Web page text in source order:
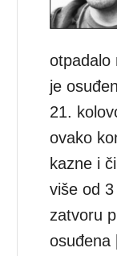
otpadalo
je
21.
ovako
kazne i
više od
zatvoru